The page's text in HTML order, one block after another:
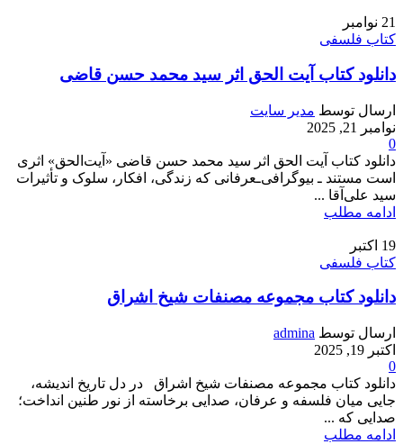
21 نوامبر
کتاب فلسفی
دانلود کتاب آیت الحق اثر سید محمد حسن قاضی
ارسال توسط مدیر سایت
نوامبر 21, 2025
0
دانلود کتاب آیت الحق اثر سید محمد حسن قاضی «آیت‌الحق» اثری
است مستند ـ بیوگرافی‌ـعرفانی که زندگی، افکار، سلوک و تأثیرات
سید علی‌آقا ...
ادامه مطلب
19 اکتبر
کتاب فلسفی
دانلود کتاب مجموعه مصنفات شیخ اشراق
ارسال توسط admina
اکتبر 19, 2025
0
دانلود کتاب مجموعه مصنفات شیخ اشراق در دل تاریخ اندیشه،
جایی میان فلسفه و عرفان، صدایی برخاسته از نور طنین انداخت؛
صدایی که ...
ادامه مطلب